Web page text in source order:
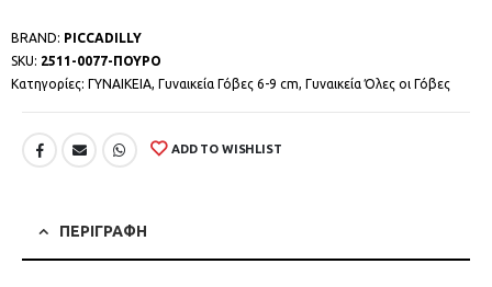
BRAND: PICCADILLY
SKU: 2511-0077-ΠΟΥΡΟ
Κατηγορίες: ΓΥΝΑΙΚΕΙΑ, Γυναικεία Γόβες 6-9 cm, Γυναικεία Όλες οι Γόβες
ADD TO WISHLIST
ΠΕΡΙΓΡΑΦΗ